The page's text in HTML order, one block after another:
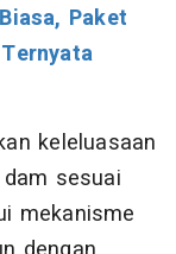
Paket
keleluasaan
sesuai
mekanisme